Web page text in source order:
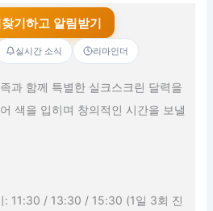
기하고 알림받기
실시간 소식 리마인더
과 함께 특별한 실크스크린 달력을
색을 입히며 창의적인 시간을 보낼
: 11:30 / 13:30 / 15:30 (1일 3회 진